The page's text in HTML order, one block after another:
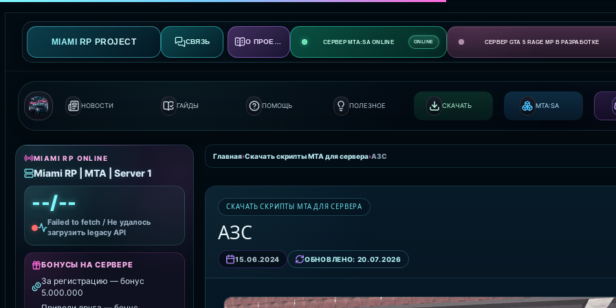
MIAMI RP PROJECT СВЯЗЬ СЕРВЕР MTA:SA ONLINE ONLINE СЕРВЕР GTA 5 RAGE MP В РАЗРАБОТКЕ
НОВОСТИ ГАЙДЫ ПОМОЩЬ ПОЛЕЗНОЕ СКАЧАТЬ MTA:SA
MIAMI RP ONLINE
Miami RP | MTA | Server 1
--/--
Failed to fetch / Не удалось
загрузить legacy API
БОНУСЫ НА СЕРВЕРЕ
За регистрацию — бонус
5.000.000
Главная›Скачать скрипты MTA для сервера›АЗС
СКАЧАТЬ СКРИПТЫ MTA ДЛЯ СЕРВЕРА
АЗС
15.06.2024 ОБНОВЛЕНО: 20.07.2026